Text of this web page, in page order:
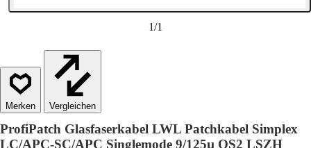
1/1
Vergleichen
ProfiPatch Glasfaserkabel LWL Patchkabel Simplex
LC/APC-SC/APC Singlemode 9/125µ OS2 LSZH